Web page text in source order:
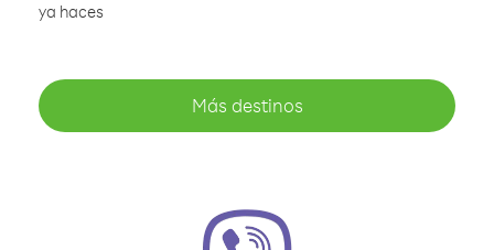
ya haces
Más destinos